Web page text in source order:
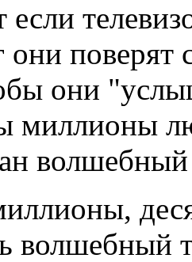
если
поверят
они
миллионы
волшебный
волшебный